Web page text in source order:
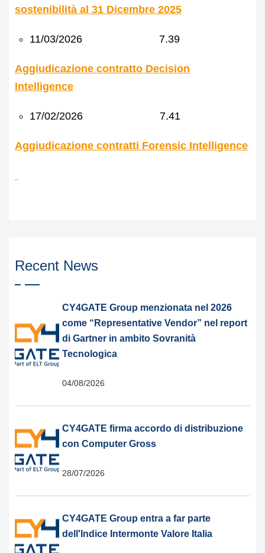
sostenibilità al 31 Dicembre 2025
11/03/2026 7.39
Aggiudicazione contratto Decision
Intelligence
17/02/2026 7.41
Aggiudicazione contratti Forensic Intelligence
Recent News
CY4GATE Group menzionata nel 2026
come “Representative Vendor” nel report
di Gartner in ambito Sovranità
Tecnologica
04/08/2026
CY4GATE firma accordo di distribuzione
con Computer Gross
28/07/2026
CY4GATE Group entra a far parte
dell'Indice Intermonte Valore Italia